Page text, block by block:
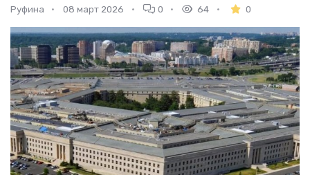
Руфина 08 март 2026 0 64 0